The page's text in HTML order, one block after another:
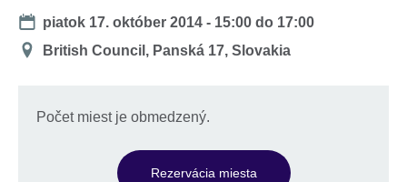
Date
piatok 17. október 2014 - 15:00 do 17:00
Poloha
British Council, Panská 17, Slovakia
Počet miest je obmedzený.
Rezervácia miesta